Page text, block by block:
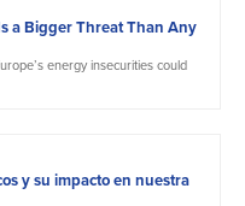
a Bigger Threat Than Any
energy insecurities could
y su impacto en nuestra